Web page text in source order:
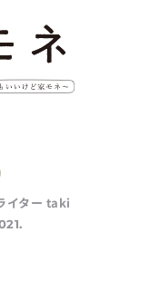
イター taki